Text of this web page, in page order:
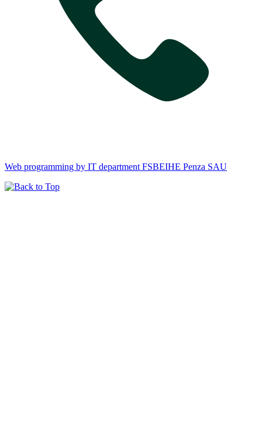
Web programming by IT department FSBEIHE Penza SAU